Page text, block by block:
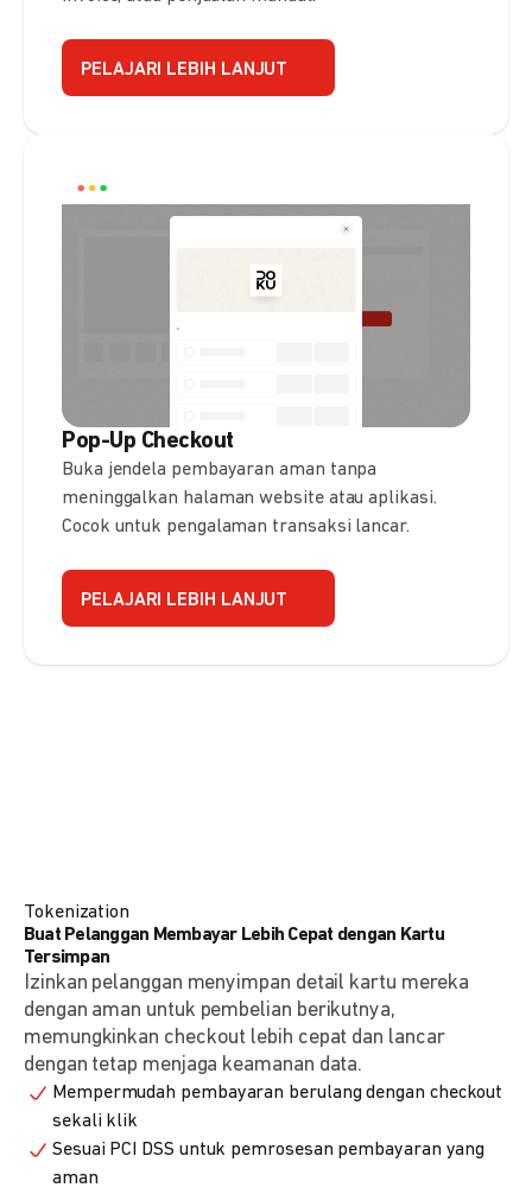
PELAJARI LEBIH LANJUT
Pop-Up Checkout
Buka jendela pembayaran aman tanpa
meninggalkan halaman website atau aplikasi.
Cocok untuk pengalaman transaksi lancar.
PELAJARI LEBIH LANJUT
Tokenization
Buat Pelanggan Membayar Lebih Cepat dengan Kartu
Tersimpan
Izinkan pelanggan menyimpan detail kartu mereka
dengan aman untuk pembelian berikutnya,
memungkinkan checkout lebih cepat dan lancar
dengan tetap menjaga keamanan data.
Mempermudah pembayaran berulang dengan checkout
sekali klik
Sesuai PCI DSS untuk pemrosesan pembayaran yang
aman